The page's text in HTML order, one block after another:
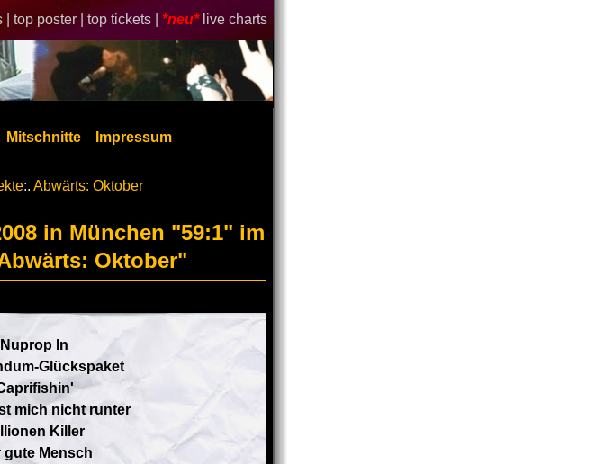
| top poster | top tickets | *neu* live charts
Mitschnitte Impressum
:. Abwärts: Oktober
in München "59:1" im
Oktober"
Nuprop In
Glückspaket
mich nicht runter
Killer
gute Mensch